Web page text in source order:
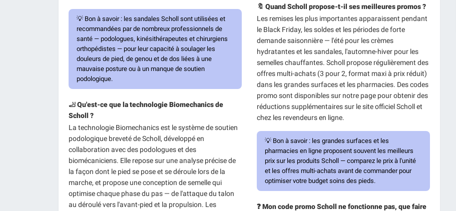
💡 Bon à savoir : les sandales Scholl sont utilisées et
recommandées par de nombreux professionnels de
santé — podologues, kinésithérapeutes et chirurgiens
orthopédistes — pour leur capacité à soulager les
douleurs de pied, de genou et de dos liées à une
mauvaise posture ou à un manque de soutien
podologique.
🦶 Qu'est-ce que la technologie Biomechanics de
Scholl ?
La technologie Biomechanics est le système de soutien
podologique breveté de Scholl, développé en
collaboration avec des podologues et des
biomécaniciens. Elle repose sur une analyse précise de
la façon dont le pied se pose et se déroule lors de la
marche, et propose une conception de semelle qui
optimise chaque phase du pas — de l'attaque du talon
au déroulé vers l'avant-pied et la propulsion. Les
🔖 Quand Scholl propose-t-il ses meilleures promos ?
Les remises les plus importantes apparaissent pendant
le Black Friday, les soldes et les périodes de forte
demande saisonnière — l'été pour les crèmes
hydratantes et les sandales, l'automne-hiver pour les
semelles chauffantes. Scholl propose régulièrement des
offres multi-achats (3 pour 2, format maxi à prix réduit)
dans les grandes surfaces et les pharmacies. Des codes
promo sont disponibles sur notre page pour obtenir des
réductions supplémentaires sur le site officiel Scholl et
chez les revendeurs en ligne.
💡 Bon à savoir : les grandes surfaces et les
pharmacies en ligne proposent souvent les meilleurs
prix sur les produits Scholl — comparez le prix à l'unité
et les offres multi-achats avant de commander pour
optimiser votre budget soins des pieds.
❓ Mon code promo Scholl ne fonctionne pas, que faire